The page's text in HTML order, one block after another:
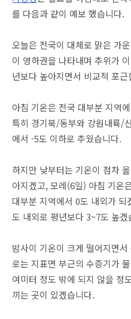
를 다음과 같이 예보 했습니다.
오늘은 전국이 대체로 맑은 가
이 영하권을 나타내며 추위가
년보다 높아지면서 비교적 포
아침 기온은 전국 대부분 지역
특히 경기북/동부와 강원내륙/
에서 -5도 이하로 추웠습니다.
하지만 낮부터는 기온이 점차
아지겠고, 모레(6일) 아침 기온
대부분 지역에서 0도 내외가
도 내외로 평년보다 3~7도 높겠
밤사이 기온이 크게 떨어지면
로는 지표면 부근의 수증기가
여미터 정도 밖에 되지 않을 정
끼는 곳이 있겠습니다.